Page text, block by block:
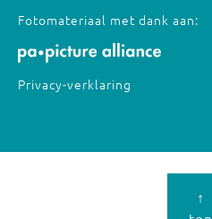
Fotomateriaal met dank aan:
Privacy-verklaring
↑